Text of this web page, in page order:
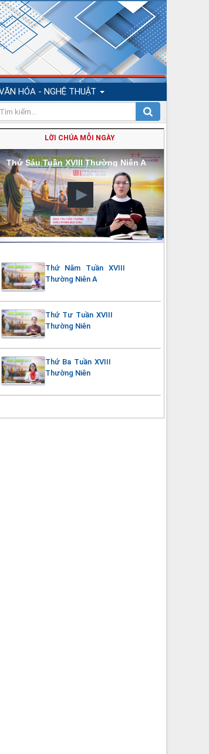
HÓA - NGHỆ THUẬT
LỜI CHÚA MỖI NGÀY
Thứ Sáu Tuần XVIII Thường Niên A
Thứ Năm Tuần XVIII
Thường Niên A
Thứ Tư Tuần XVIII
Thường Niên
Thứ Ba Tuần XVIII
Thường Niên